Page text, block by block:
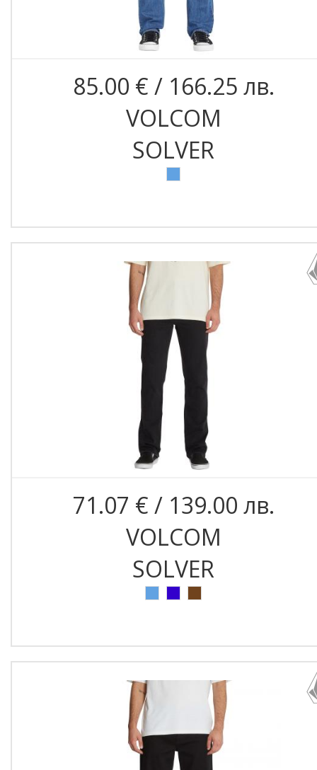
85.00 € / 166.25 лв.
VOLCOM
SOLVER
71.07 € / 139.00 лв.
VOLCOM
SOLVER